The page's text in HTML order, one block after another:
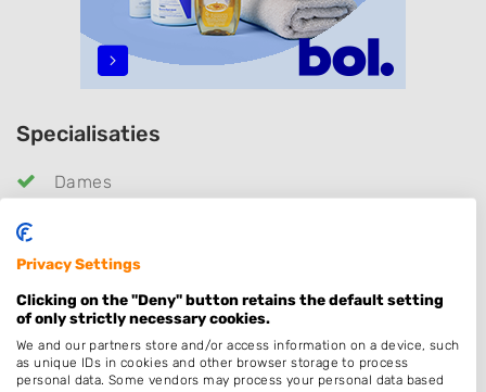
Specialisaties
Dames
Barber
Kleuren
Hairextensions
Epileren
Privacy Settings
Clicking on the "Deny" button retains the default setting
of only strictly necessary cookies.
We and our partners store and/or access information on a device, such
as unique IDs in cookies and other browser storage to process
personal data. Some vendors may process your personal data based